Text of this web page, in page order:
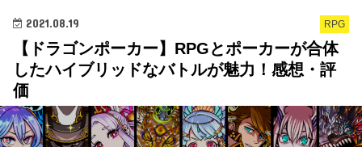
RPG
2021.08.19
【ドラゴンポーカー】RPGとポーカーが合体
したハイブリッドなバトルが魅力！感想・評
価